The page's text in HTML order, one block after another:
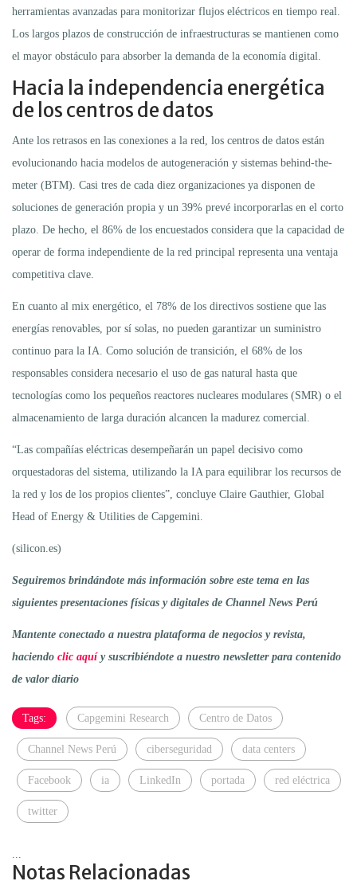
herramientas avanzadas para monitorizar flujos eléctricos en tiempo real.
Los largos plazos de construcción de infraestructuras se mantienen como
el mayor obstáculo para absorber la demanda de la economía digital.
Hacia la independencia energética
de los centros de datos
Ante los retrasos en las conexiones a la red, los centros de datos están
evolucionando hacia modelos de autogeneración y sistemas behind-the-
meter (BTM). Casi tres de cada diez organizaciones ya disponen de
soluciones de generación propia y un 39% prevé incorporarlas en el corto
plazo. De hecho, el 86% de los encuestados considera que la capacidad de
operar de forma independiente de la red principal representa una ventaja
competitiva clave.
En cuanto al mix energético, el 78% de los directivos sostiene que las
energías renovables, por sí solas, no pueden garantizar un suministro
continuo para la IA. Como solución de transición, el 68% de los
responsables considera necesario el uso de gas natural hasta que
tecnologías como los pequeños reactores nucleares modulares (SMR) o el
almacenamiento de larga duración alcancen la madurez comercial.
“Las compañías eléctricas desempeñarán un papel decisivo como
orquestadoras del sistema, utilizando la IA para equilibrar los recursos de
la red y los de los propios clientes”, concluye Claire Gauthier, Global
Head of Energy & Utilities de Capgemini.
(silicon.es)
Seguiremos brindándote más información sobre este tema en las
siguientes presentaciones físicas y digitales de Channel News Perú
Mantente conectado a nuestra plataforma de negocios y revista,
haciendo clic aquíy suscribiéndote a nuestro newsletter para contenido
de valor diario
Tags: Capgemini Research Centro de Datos
Channel News Perú ciberseguridad data centers
Facebook ia LinkedIn portada red eléctrica
twitter
Notas Relacionadas